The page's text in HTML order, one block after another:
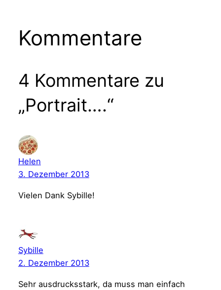
Kommentare
4 Kommentare zu
„Portrait….“
Helen
3. Dezember 2013
Vielen Dank Sybille!
Sybille
2. Dezember 2013
Sehr ausdrucksstark, da muss man einfach